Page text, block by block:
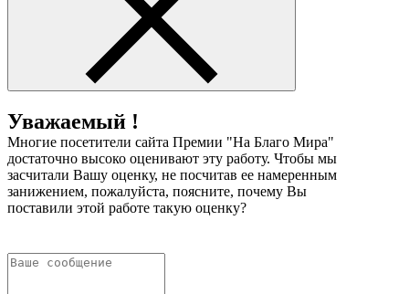
Уважаемый !
Многие посетители сайта Премии "На Благо Мира"
достаточно высоко оценивают эту работу. Чтобы мы
засчитали Вашу оценку, не посчитав ее намеренным
занижением, пожалуйста, поясните, почему Вы
поставили этой работе такую оценку?